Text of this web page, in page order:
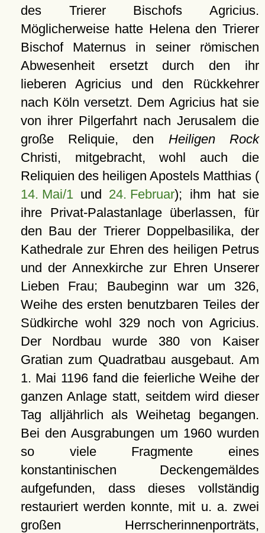
des Trierer Bischofs Agricius.
Möglicherweise hatte Helena den Trierer
Bischof Maternus in seiner römischen
Abwesenheit ersetzt durch den ihr
lieberen Agricius und den Rückkehrer
nach Köln versetzt. Dem Agricius hat sie
von ihrer Pilgerfahrt nach Jerusalem die
große Reliquie, den Heiligen Rock
Christi, mitgebracht, wohl auch die
Reliquien des heiligen Apostels Matthias (
14. Mai/1und 24. Februar); ihm hat sie
ihre Privat-Palastanlage überlassen, für
den Bau der Trierer Doppelbasilika, der
Kathedrale zur Ehren des heiligen Petrus
und der Annexkirche zur Ehren Unserer
Lieben Frau; Baubeginn war um 326,
Weihe des ersten benutzbaren Teiles der
Südkirche wohl 329 noch von Agricius.
Der Nordbau wurde 380 von Kaiser
Gratian zum Quadratbau ausgebaut. Am
1. Mai 1196 fand die feierliche Weihe der
ganzen Anlage statt, seitdem wird dieser
Tag alljährlich als Weihetag begangen.
Bei den Ausgrabungen um 1960 wurden
so viele Fragmente eines
konstantinischen Deckengemäldes
aufgefunden, dass dieses vollständig
restauriert werden konnte, mit u. a. zwei
großen Herrscherinnenporträts,